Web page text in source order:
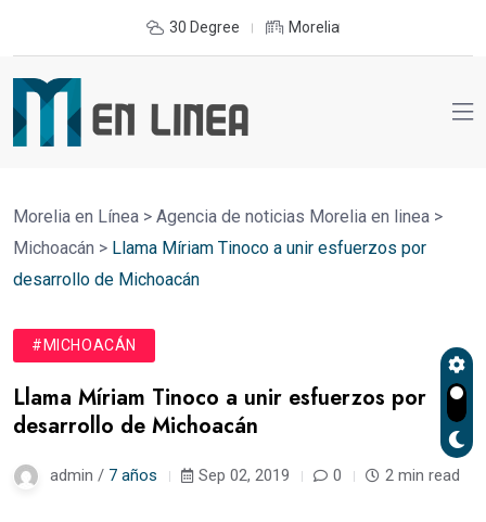
30 Degree Morelia
Morelia en Línea > Agencia de noticias Morelia en linea >
Michoacán > Llama Míriam Tinoco a unir esfuerzos por
desarrollo de Michoacán
#MICHOACÁN
Llama Míriam Tinoco a unir esfuerzos por
desarrollo de Michoacán
admin / 7 años Sep 02, 2019 0 2 min read